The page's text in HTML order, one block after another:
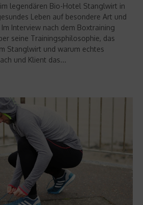
legendären Bio-Hotel Stanglwirt in
Leben auf besondere Art und
Interview nach dem Boxtraining
seine Trainingsphilosophie, das
Stanglwirt und warum echtes
und Klient das...